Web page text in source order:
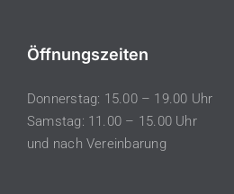
Öffnungszeiten
Donnerstag: 15.00 – 19.00 Uhr
Samstag: 11.00 – 15.00 Uhr
und nach Vereinbarung